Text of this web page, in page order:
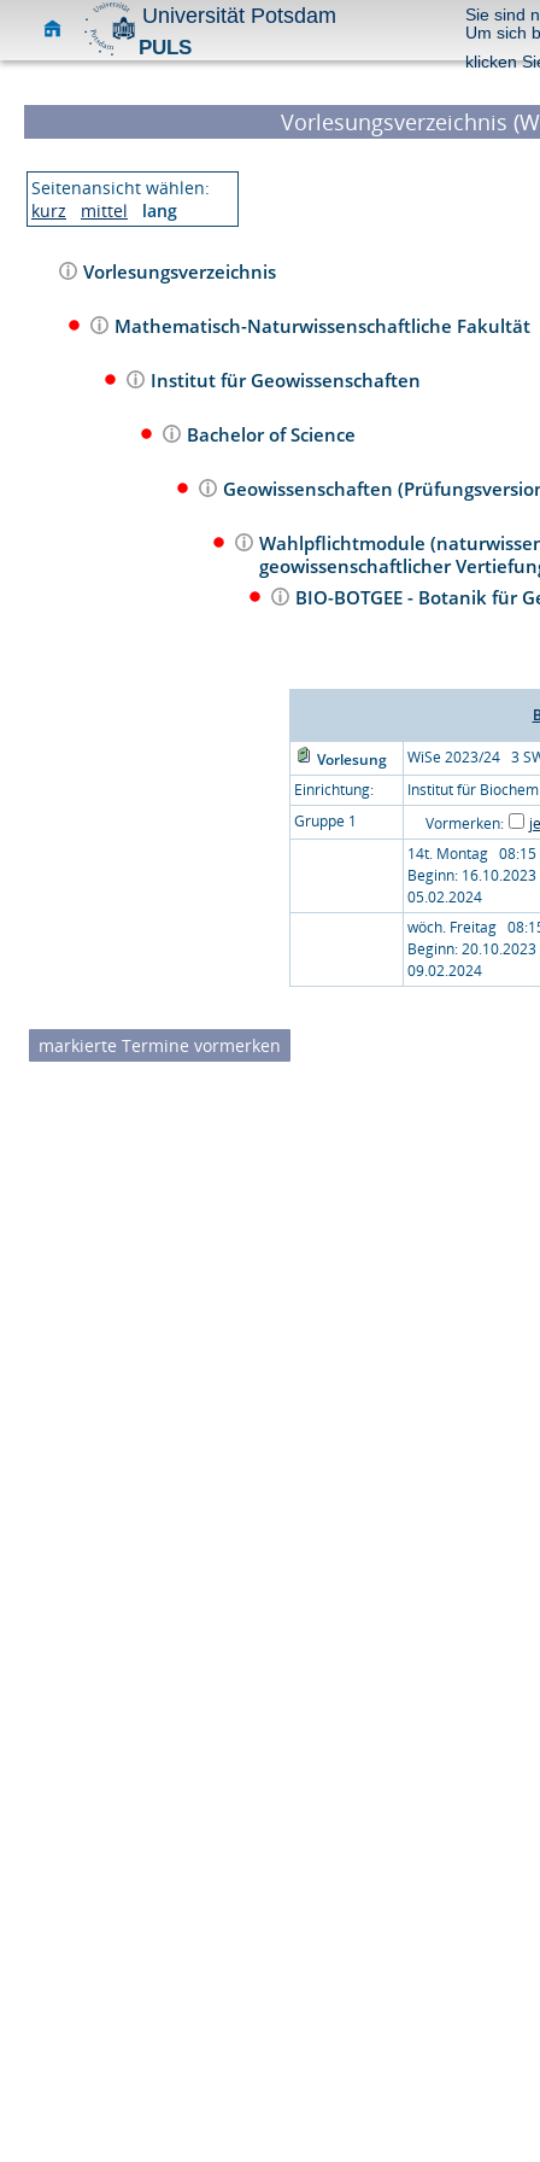
Universität Potsdam
PULS
Sie sind
Um sich
klicken
Vorlesungsverzeichnis
Seitenansicht wählen:
kurz
mittel lang
Vorlesungsverzeichnis
Mathematisch-Naturwissenschaftliche Fakultät
Institut für Geowissenschaften
Bachelor of Science
Geowissenschaften
Wahlpflichtmodule
geowissenschaftlicher
BIO-BOTGEE - Botanik für
Vorlesung
WiSe 2023/24 3
Einrichtung:
Institut für
Gruppe 1
Vormerken:
14t. Montag 08:15
Beginn:
05.02.2024
wöch. Freitag
Beginn:
09.02.2024